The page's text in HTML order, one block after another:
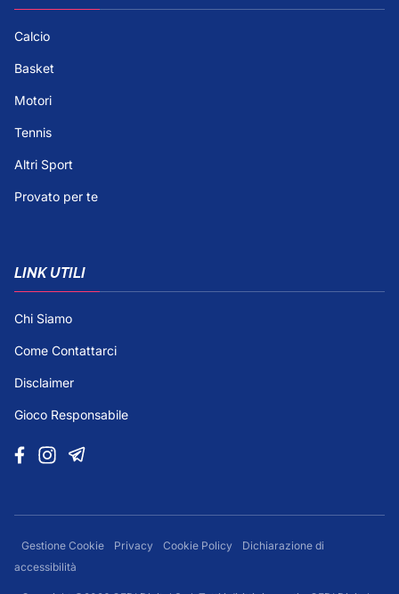
Calcio
Basket
Motori
Tennis
Altri Sport
Provato per te
LINK UTILI
Chi Siamo
Come Contattarci
Disclaimer
Gioco Responsabile
Gestione Cookie Privacy Cookie Policy
Dichiarazione di
accessibilità